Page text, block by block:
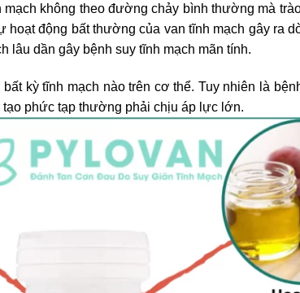
không theo đường chảy bình thường mà
hoạt động bất thường của van tĩnh mạch gây ra
lâu dần gây bệnh suy tĩnh mạch mãn tính.
bất kỳ tĩnh mạch nào trên cơ thể. Tuy nhiên là
tạo phức tạp thường phải chịu áp lực lớn.